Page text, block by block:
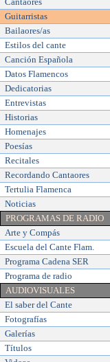
Guitarristas
Bailaores/as
Estilos del cante
Canción Española
Datos Flamencos
Dedicatorias
Entrevistas
Historias
Homenajes
Poesías
Recitales
Recordando Cantaores
Tertulia Flamenca
Noticias
PROGRAMAS DE RADIO
Arte y Compás
Escuela del Cante Flam.
Programa Cadena SER
Programa de radio
AUDIOVISUALES
El saber del Cante
Fotografías
Galerías
Títulos